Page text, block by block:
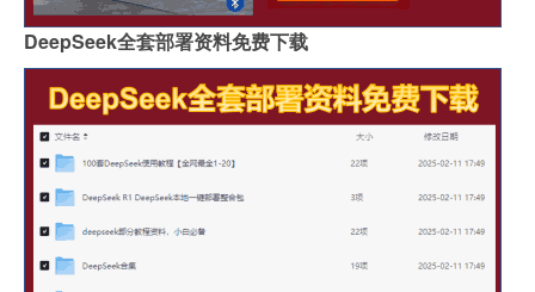
DeepSeek全套部署资料免费下载